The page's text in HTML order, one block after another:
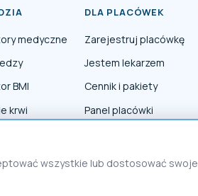
medyczne
BMI
krwi
DLA PLACÓWEK
Zarejestruj placówkę
Jestem lekarzem
Cennik i pakiety
Panel placówki
wszystkie lub dostosować swoje